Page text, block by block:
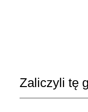
Zaliczyli tę